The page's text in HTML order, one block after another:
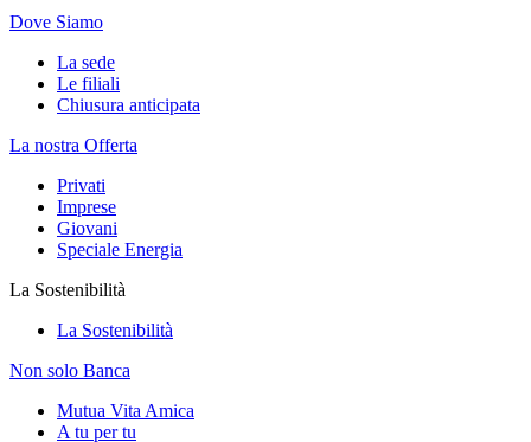
Dove Siamo
La sede
Le filiali
Chiusura anticipata
La nostra Offerta
Privati
Imprese
Giovani
Speciale Energia
La Sostenibilità
La Sostenibilità
Non solo Banca
Mutua Vita Amica
A tu per tu